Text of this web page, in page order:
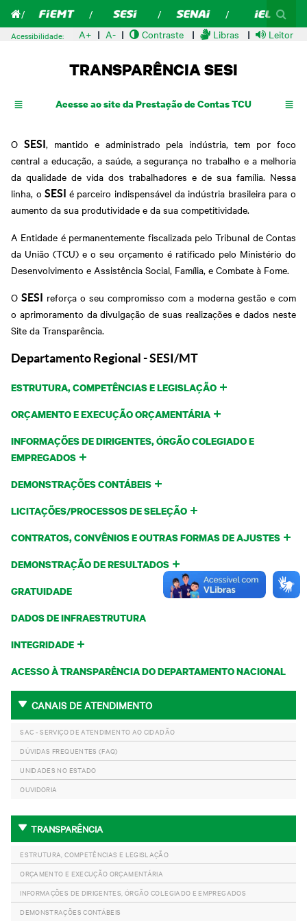
Acessibilidade: A+ A- Contraste Libras Leitor
TRANSPARÊNCIA SESI
Acesse ao site da Prestação de Contas TCU
O SESI, mantido e administrado pela indústria, tem por foco
central a educação, a saúde, a segurança no trabalho e a melhoria
da qualidade de vida dos trabalhadores e de sua família. Nessa
linha, oSESI é parceiro indispensável da indústria brasileira para o
aumento da sua produtividade e da sua competitividade.
A Entidade é permanentemente fiscalizada pelo Tribunal de Contas
da União (TCU) e o seu orçamento é ratificado pelo Ministério do
Desenvolvimento e Assistência Social, Família, e Combate à Fome.
O SESI reforça o seu compromisso com a moderna gestão e com
o aprimoramento da divulgação de suas realizações e dados neste
Site da Transparência.
Departamento Regional - SESI/MT
ESTRUTURA, COMPETÊNCIAS E LEGISLAÇÃO
ORÇAMENTO E EXECUÇÃO ORÇAMENTÁRIA
INFORMAÇÕES DE DIRIGENTES, ÓRGÃO COLEGIADO E
EMPREGADOS
DEMONSTRAÇÕES CONTÁBEIS
LICITAÇÕES/PROCESSOS DE SELEÇÃO
CONTRATOS, CONVÊNIOS E OUTRAS FORMAS DE AJUSTES
DEMONSTRAÇÃO DE RESULTADOS
GRATUIDADE
DADOS DE INFRAESTRUTURA
INTEGRIDADE
ACESSO À TRANSPARÊNCIA DO DEPARTAMENTO NACIONAL
CANAIS DE ATENDIMENTO
SAC - SERVIÇO DE ATENDIMENTO AO CIDADÃO
DÚVIDAS FREQUENTES (FAQ)
UNIDADES NO ESTADO
OUVIDORIA
TRANSPARÊNCIA
ESTRUTURA, COMPETÊNCIAS E LEGISLAÇÃO
ORÇAMENTO E EXECUÇÃO ORÇAMENTÁRIA
INFORMAÇÕES DE DIRIGENTES, ÓRGÃO COLEGIADO E EMPREGADOS
DEMONSTRAÇÕES CONTÁBEIS